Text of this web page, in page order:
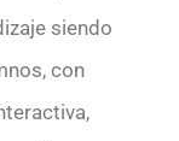
siendo
con